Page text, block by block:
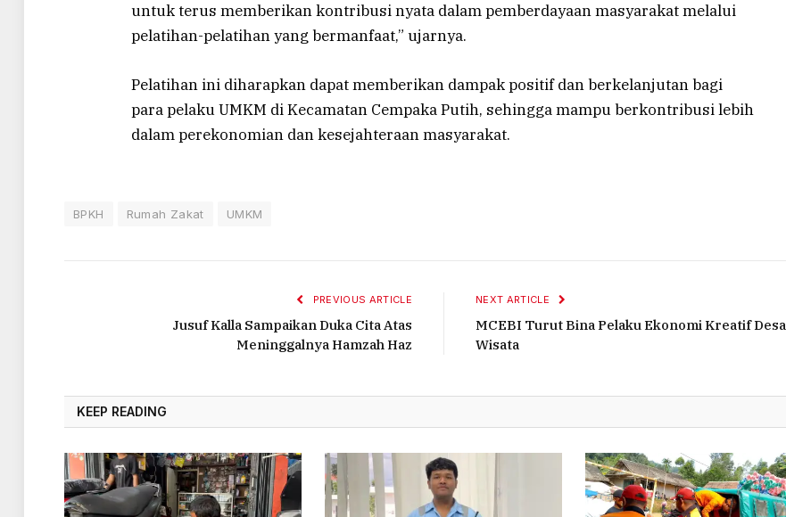
untuk terus memberikan kontribusi nyata dalam pemberdayaan masyarakat melalui
pelatihan-pelatihan yang bermanfaat,” ujarnya.
Pelatihan ini diharapkan dapat memberikan dampak positif dan berkelanjutan bagi
para pelaku UMKM di Kecamatan Cempaka Putih, sehingga mampu berkontribusi lebih
dalam perekonomian dan kesejahteraan masyarakat.
BPKH Rumah Zakat UMKM
PREVIOUS ARTICLE
Jusuf Kalla Sampaikan Duka Cita Atas
Meninggalnya Hamzah Haz
NEXT ARTICLE
MCEBI Turut Bina Pelaku Ekonomi Kreatif Desa
Wisata
KEEP READING